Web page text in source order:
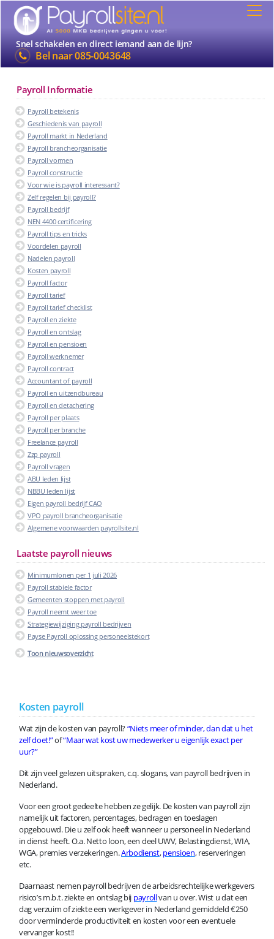
Snel schakelen en direct iemand aan de lijn?
Bel naar085-0043648
Payroll Informatie
Payroll betekenis
Geschiedenis van payroll
Payroll markt in Nederland
Payroll brancheorganisatie
Payroll vormen
Payroll constructie
Voor wie is payroll interessant?
Zelf regelen bij payroll?
Payroll bedrijf
NEN 4400 certificering
Payroll tips en tricks
Voordelen payroll
Nadelen payroll
Kosten payroll
Payroll factor
Payroll tarief
Payroll tarief checklist
Payroll en ziekte
Payroll en ontslag
Payroll en pensioen
Payroll werknemer
Payroll contract
Accountant of payroll
Payroll en uitzendbureau
Payroll en detachering
Payroll per plaats
Payroll per branche
Freelance payroll
Zzp payroll
Payroll vragen
ABU leden lijst
NBBU leden lijst
Eigen payroll bedrijf CAO
VPO payroll brancheorganisatie
Algemene voorwaarden payrollsite.nl
Laatste payroll nieuws
Minimumlonen per 1 juli 2026
Payroll stabiele factor
Gemeenten stoppen met payroll
Payroll neemt weer toe
Strategiewijziging payroll bedrijven
Payse Payroll oplossing personeelstekort
Toon nieuwsoverzicht
Kosten payroll
Wat zijn de kosten van payroll?“Niets meer of minder, dan dat u het
zelf doet!”of“Maar wat kost uw medewerker u eigenlijk exact per
uur?”
Dit zijn veel gelezen uitspraken, c.q. slogans, van payroll bedrijven in
Nederland.
Voor een groot gedeelte hebben ze gelijk. De kosten van payroll zijn
namelijk uit factoren, percentages, bedragen en toeslagen
opgebouwd. Die u zelf ook heeft wanneer u personeel in Nederland
in dienst heeft. O.a. Netto loon, een deel UWV, Belastingdienst, WIA,
WGA, premies verzekeringen.Arbodienst,pensioen, reserveringen
etc.
Daarnaast nemen payroll bedrijven de arbeidsrechtelijke werkgevers
risico’s m.b.t. ziekte en ontslag bij payrollvan u over. Wist u dat een
dag verzuim of ziekte een werkgever in Nederland gemiddeld €250
door verminderde productiviteit en kosten voor een eventuele
vervanger kost!!